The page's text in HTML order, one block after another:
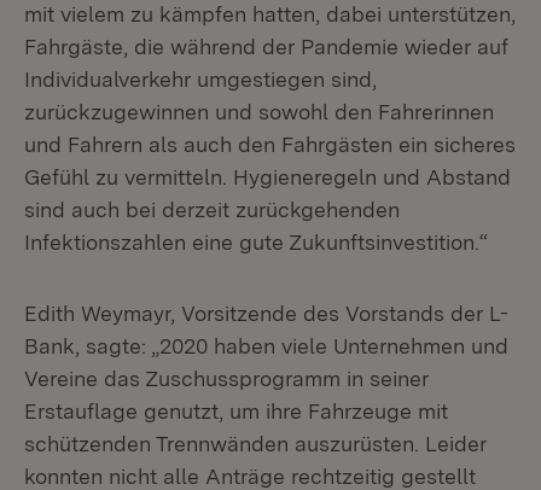
mit vielem zu kämpfen hatten, dabei unterstützen,
Fahrgäste, die während der Pandemie wieder auf
Individualverkehr umgestiegen sind,
zurückzugewinnen und sowohl den Fahrerinnen
und Fahrern als auch den Fahrgästen ein sicheres
Gefühl zu vermitteln. Hygieneregeln und Abstand
sind auch bei derzeit zurückgehenden
Infektionszahlen eine gute Zukunftsinvestition.“
Edith Weymayr, Vorsitzende des Vorstands der L-
Bank, sagte: „2020 haben viele Unternehmen und
Vereine das Zuschussprogramm in seiner
Erstauflage genutzt, um ihre Fahrzeuge mit
schützenden Trennwänden auszurüsten. Leider
konnten nicht alle Anträge rechtzeitig gestellt